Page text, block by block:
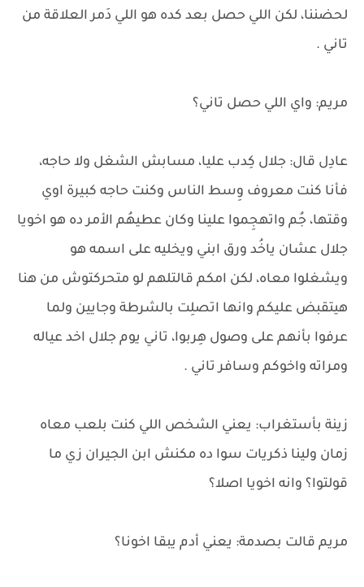
لحضننا، لكن اللي حصل بعد كده هو اللي دَمر العلاقة من
تاني .
مريم: واي اللي حصل تاني؟
عادِل قال: جلال كِدب عليا، مسابش الشغل ولا حاجه،
فأنا كنت معروف وِسط الناس وكنت حاجه كبيرة اوي
وقتها، جُم واتهجِموا علينا وكان عطيهُم الأمر ده هو اخويا
جلال عشان ياخُد ورق ابني ويخليه على اسمه هو
ويشغلوا معاه، لكن امكم قالتلهم لو متحركتوش من هنا
هيتقبض عليكم وانها اتصلِت بالشرطة وجايين ولما
عرفوا بأنهم على وصول هِربوا، تاني يوم جلال اخد عياله
ومراته واخوكم وسافر تاني .
زينة بأستغراب: يعني الشخص اللي كنت بلعب معاه
زمان ولينا ذكريات سوا ده مكنش ابن الجيران زي ما
قولتوا؟ وانه اخويا اصلا؟
مريم قالت بصدمة: يعني أدم يبقا اخونا؟